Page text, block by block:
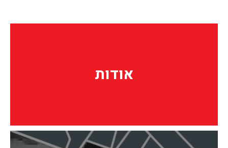
אודות
אודות